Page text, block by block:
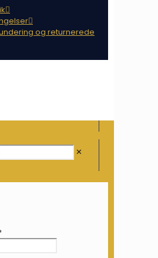
og returnerede
✕